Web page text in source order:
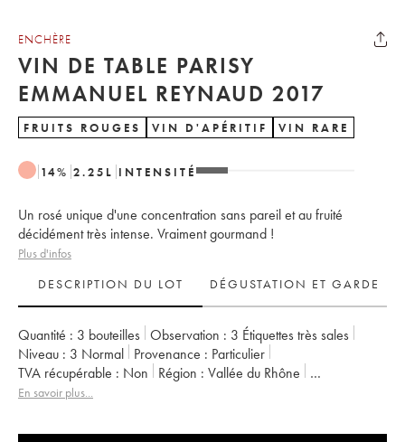
ENCHÈRE
VIN DE TABLE PARISY
EMMANUEL REYNAUD 2017
FRUITS ROUGES VIN D'APÉRITIF VIN RARE
14% 2.25 L INTENSITÉ
Un rosé unique d'une concentration sans pareil et au fruité
décidément très intense. Vraiment gourmand !
Plus d'infos
DESCRIPTION DU LOT
DÉGUSTATION ET GARDE
Quantité : 3 bouteilles Observation : 3 Étiquettes très sales
Niveau : 3 Normal Provenance : particulier
TVA récupérable :
non Région :
Vallée du Rhône
Appellation :
En savoir plus...